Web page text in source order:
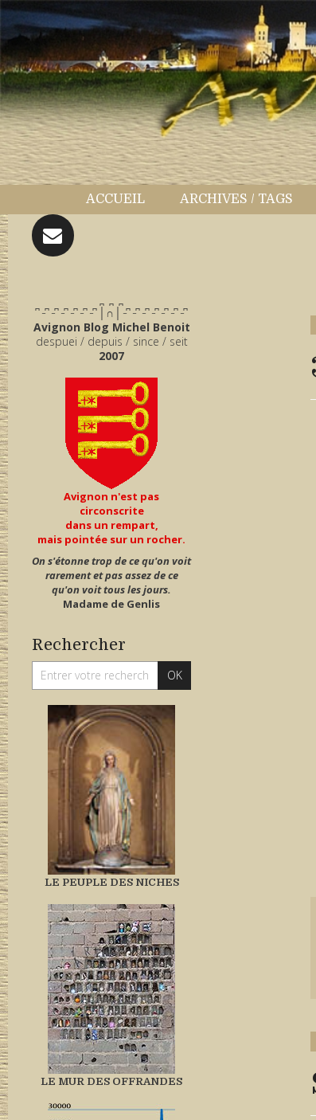
ACCUEIL ARCHIVES / TAGS
͆ ̵ ͆ ̵ ͆ ̵ ͆ ̵ ͆ ̵ ͆ ̵ ͆ │∩│ ̵ ͆ ̵ ͆ ̵ ͆ ̵ ͆ ̵ ͆ ̵ ͆ ̵ ͆
Avignon Blog Michel Benoit
despuei / depuis / since / seit
2007
Avignon n'est pas
circonscrite
dans un rempart,
mais pointée sur un rocher.
On s'étonne trop de ce qu'on voit
rarement et pas assez de ce
qu'on voit tous les jours.
Madame de Genlis
Rechercher
LE PEUPLE DES NICHES
LE MUR DES OFFRANDES